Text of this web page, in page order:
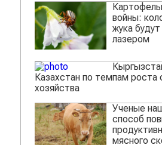
войны:
жука
лазером
Казахстан по темпам роста
хозяйства
Ученые
способ
мясного